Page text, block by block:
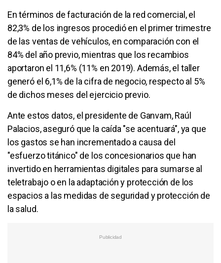
En términos de facturación de la red comercial, el
82,3% de los ingresos procedió en el primer trimestre
de las ventas de vehículos, en comparación con el
84% del año previo, mientras que los recambios
aportaron el 11,6% (11% en 2019). Además, el taller
generó el 6,1% de la cifra de negocio, respecto al 5%
de dichos meses del ejercicio previo.
Ante estos datos, el presidente de Ganvam, Raúl
Palacios, aseguró que la caída "se acentuará", ya que
los gastos se han incrementado a causa del
"esfuerzo titánico" de los concesionarios que han
invertido en herramientas digitales para sumarse al
teletrabajo o en la adaptación y protección de los
espacios a las medidas de seguridad y protección de
la salud.